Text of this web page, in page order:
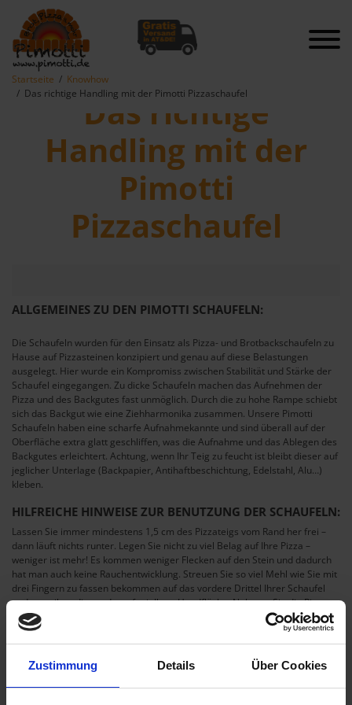
Zustimmung Details Über Cookies
Startseite
Knowhow
Das richtige Handling mit der Pimotti Pizzaschaufel
Das richtige
Handling mit der
Pimotti
Pizzaschaufel
ALLGEMEINES ZU DEN PIMOTTI SCHAUFELN:
Die Schaufeln wurden für den Einsatz als Pizza- und Brotbackschaufeln zu
Hause auf Pizzasteinen konzipiert und genau auf diese Belastungen
ausgelegt. Hier wurde ein Kompromiss zwischen Stabilität und Stärke der
Schaufel eingegangen. Zu dicke Schaufeln machen das Aufnehmen der
Pizza und des Backgutes fast unmöglich. Durch die zu hohe Rampe schiebt
sich das Backgut wie eine Ziehharmonika zusammen. Unsere Pimotti
Schaufeln haben eine scharfe Aufnahmekannte und sind überall auf der
Oberfläche extra glatt geschliffen, was die Aufnahme und das Ablegen des
Backgutes erleichtert. Achtung, wenn Ihr Teig zu feucht ist bleibt dieser auf
jeglicher Unterlage (Backpapier, Antihaftbeschichtung, Edelstahl, Alu…)
kleben.
HILFREICHE HINWEISE ZUR BENUTZUNG DER SCHAUFELN:
Lassen Sie immer mindestens 1,5 cm des Pizzateigs vom Rand her frei –
dann läuft nichts runter. Legen Sie nicht zu viel Belag auf Ihre Pizza –
weniger ist mehr! Es kommen weniger Flecken auf den Stein und dadurch
hat man auch keine Rauchentwicklung. Streuen Sie so viel Mehl wie Sie mit
drei Fingern zu fassen bekommen auf das vordere Drittel Ihrer Schaufel
und verreiben dieses darauf mit Ihrer Handfläche. Nehmen Sie die Pizza
mit raschen Vor-Rück-Bewegungen der Schaufel auf, die tendenziell nach
vorne gehen (5 cm nach vorne, 2 cm zurück usw.) bis die ganze Pizza auf
der Schaufel liegt. Setzen Sie die Schaufel mit der Pizza auf dem heißen
Stein am hinteren Ende auf und legen Sie die Pizza mit schnellen Vor-Rück-
Bewegungen auf dem Stein ab, die tendenziell nach hinten gehen, (5 cm
zurück, 2 cm nach vorne usw.). Erfreuen Sie sich am großen Pizzakino,